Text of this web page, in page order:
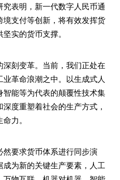
表明，新一代数字人民币通
支付等创新，将有效发挥货
实的货币支撑。
刻变革。当前，我们正处在
革命浪潮之中。以生成式人
能等为代表的颠覆性技术集
度重塑着社会的生产方式，
力。
要求货币体系进行同步演
为新的关键生产要素，人工